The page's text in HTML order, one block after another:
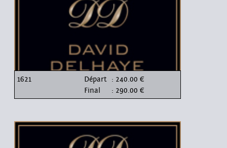
1621 Départ : 240.00 €
Final
: 290.00 €